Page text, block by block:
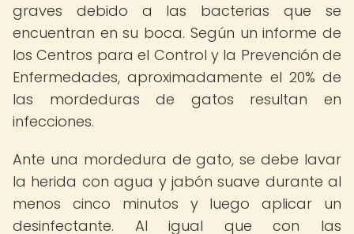
graves debido a las bacterias que se
encuentran en su boca. Según un informe de
los Centros para el Control y la Prevención de
Enfermedades, aproximadamente el 20% de
las mordeduras de gatos resultan en
infecciones.
Ante una mordedura de gato, se debe lavar
la herida con agua y jabón suave durante al
menos cinco minutos y luego aplicar un
desinfectante. Al igual que con las